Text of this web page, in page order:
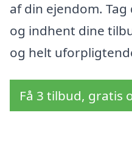
af din ejendom.
og indhent dine
og helt
Få 3 tilbud, gratis